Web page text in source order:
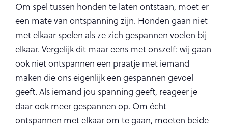
Om spel tussen honden te laten ontstaan, moet er
een mate van ontspanning zijn. Honden gaan niet
met elkaar spelen als ze zich gespannen voelen bij
elkaar. Vergelijk dit maar eens met onszelf: wij gaan
ook niet ontspannen een praatje met iemand
maken die ons eigenlijk een gespannen gevoel
geeft. Als iemand jou spanning geeft, reageer je
daar ook meer gespannen op. Om écht
ontspannen met elkaar om te gaan, moeten beide